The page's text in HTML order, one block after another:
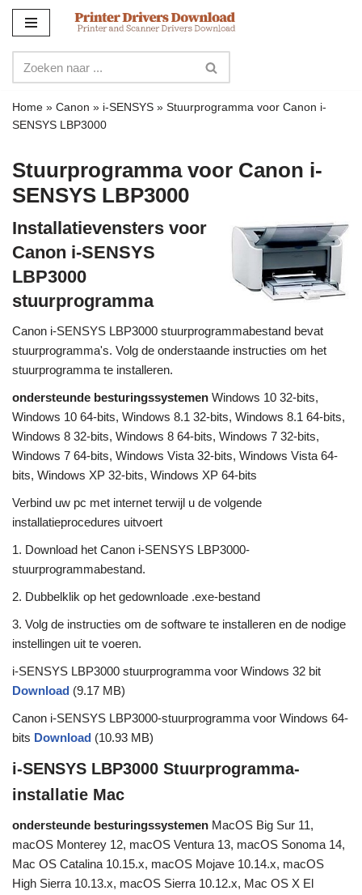
naar
de
inhoud
Home » Canon » i-SENSYS » Stuurprogramma voor Canon i-
SENSYS LBP3000
Stuurprogramma voor Canon i-
SENSYS LBP3000
Installatievensters voor
Canon i-SENSYS
LBP3000
stuurprogramma
Canon i-SENSYS LBP3000 stuurprogrammabestand bevat
stuurprogramma's. Volg de onderstaande instructies om het
stuurprogramma te installeren.
ondersteunde besturingssystemen Windows 10 32-bits,
Windows 10 64-bits, Windows 8.1 32-bits, Windows 8.1 64-bits,
Windows 8 32-bits, Windows 8 64-bits, Windows 7 32-bits,
Windows 7 64-bits, Windows Vista 32-bits, Windows Vista 64-
bits, Windows XP 32-bits, Windows XP 64-bits
Verbind uw pc met internet terwijl u de volgende
installatieprocedures uitvoert
1. Download het Canon i-SENSYS LBP3000-
stuurprogrammabestand.
2. Dubbelklik op het gedownloade .exe-bestand
3. Volg de instructies om de software te installeren en de nodige
instellingen uit te voeren.
i-SENSYS LBP3000 stuurprogramma voor Windows 32 bit
Download (9.17 MB)
Canon i-SENSYS LBP3000-stuurprogramma voor Windows 64-
bits Download (10.93 MB)
i-SENSYS LBP3000 Stuurprogramma-
installatie Mac
ondersteunde besturingssystemen MacOS Big Sur 11,
macOS Monterey 12, macOS Ventura 13, macOS Sonoma 14,
Mac OS Catalina 10.15.x, macOS Mojave 10.14.x, macOS
High Sierra 10.13.x, macOS Sierra 10.12.x, Mac OS X El